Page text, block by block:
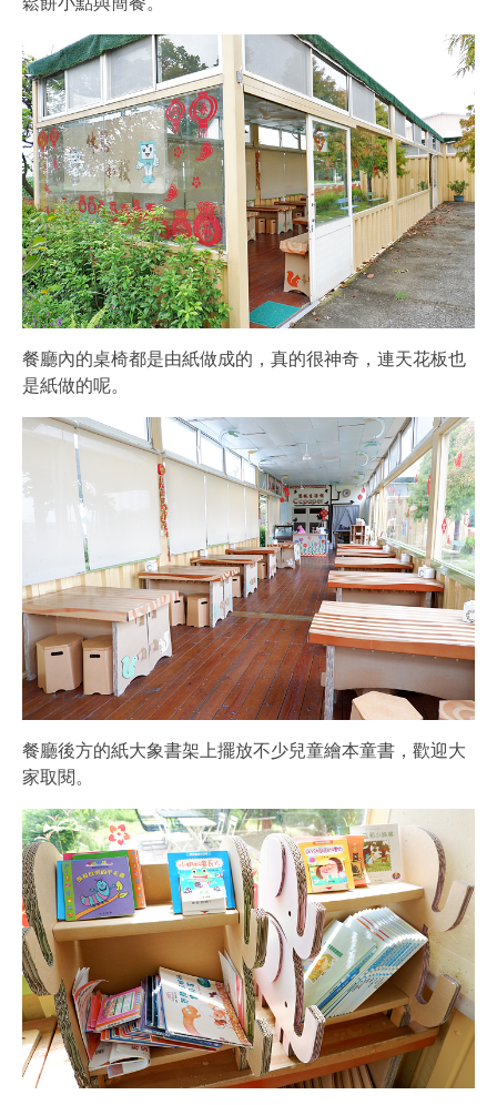
餐廳內的桌椅都是由紙做成的，真的很神奇，連天花板也
是紙做的呢。
餐廳後方的紙大象書架上擺放不少兒童繪本童書，歡迎大
家取閱。